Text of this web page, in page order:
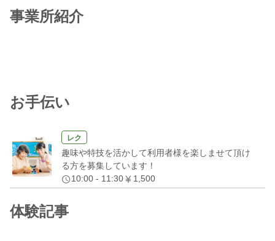
事業所紹介
お手伝い
レク
趣味や特技を活かして利用者様を楽しませて頂け
る方を募集しています！
10:00 - 11:30
1,500
体験記事